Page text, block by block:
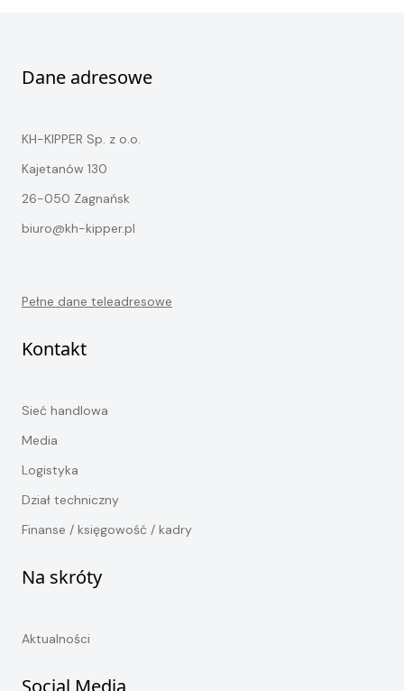
Dane adresowe
KH-KIPPER Sp. z o.o.
Kajetanów 130
26-050 Zagnańsk
biuro@kh-kipper.pl
Pełne dane teleadresowe
Kontakt
Sieć handlowa
Media
Logistyka
Dział techniczny
Finanse / księgowość / kadry
Na skróty
Aktualności
Social Media